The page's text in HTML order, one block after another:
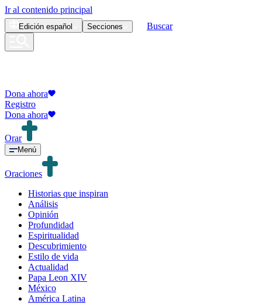
Ir al contenido principal
Edición español Secciones Buscar
Dona ahora
Registro
Dona ahora
Orar
Menú
Oraciones
Historias que inspiran
Análisis
Opinión
Profundidad
Espiritualidad
Descubrimiento
Estilo de vida
Actualidad
Papa Leon XIV
México
América Latina